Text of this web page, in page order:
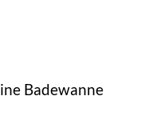
Badewanne